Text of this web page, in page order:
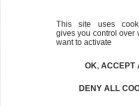
This site uses
gives you control over
want to activate
OK, ACCEPT
DENY ALL